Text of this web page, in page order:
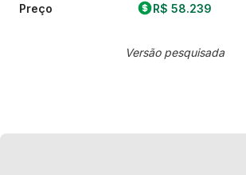
Preço R$ 58.239
Versão pesquisada